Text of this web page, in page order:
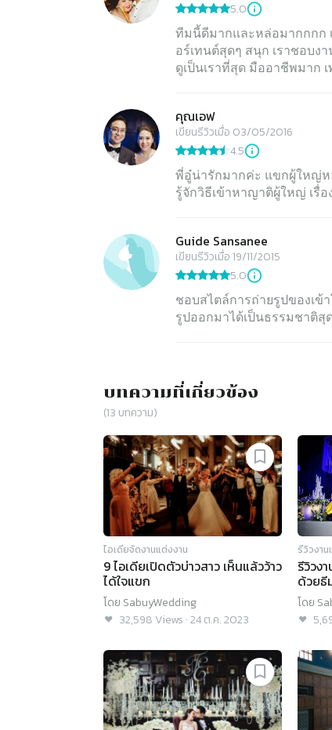
5.0
ทีมนี้ดีมากและหล่อมากกกก
อร์เทนต์สุดๆ สนุก เราชอบง
ดูเป็นเราที่สุด มืออาชีพมาก
คุณเอฟ
เขียนรีวิวเมื่อ 03/05/2016
4.5
พี่อู๋น่ารักมากค่ะ แขกผู้ใหญ่ห
รู้จักวิธีเข้าหาญาติผู้ใหญ่ เรื่
Guide Sansanee
เขียนรีวิวเมื่อ 19/11/2015
5.0
ชอบสไตล์การถ่ายรูปของเข้
รูปออกมาได้เป็นธรรมชาติสุ
บทความที่เกี่ยวข้อง
(13 บทความ)
ไอเดียจัดงานแต่งงาน
9 ไอเดียเปิดตัวบ่าวสาว เห็นแล้วว้าว
ได้ใจแขก
โดย SabuyWedding
32,598 Views ·24 ต.ค. 2023
รีวิวงา
รีวิวง
ด้วยธี
โดย